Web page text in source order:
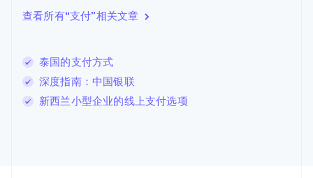
查看所有“支付”相关文章
泰国的支付方式
深度指南：中国银联
新西兰小型企业的线上支付选项
English
卢森堡
罗马尼亚
English